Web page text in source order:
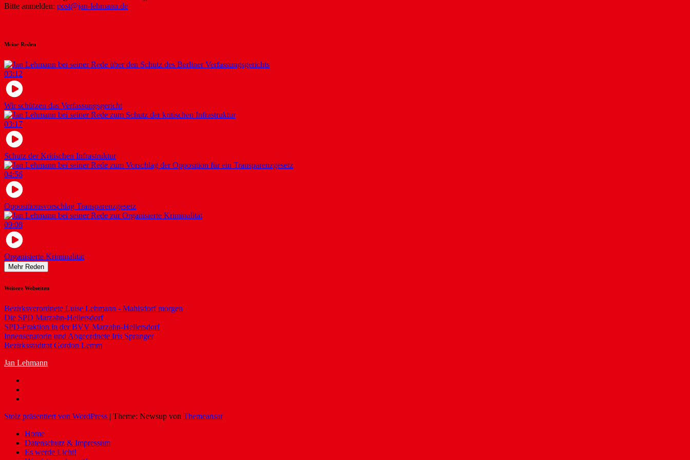
Bitte anmelden: post@jan-lehmann.de
Meine Reden
03:12
Wir schützen das Verfassungsgericht
03:17
Schutz der Kritischen Infrastruktur
04:56
Oppositionsvorschlag Transparenzgesetz
09:08
Organisierte Kriminalität
Mehr Reden
Weitere Webseiten
Bezirksverordnete Luise Lehmann - Mahlsdorf morgen
Die SPD Marzahn-Hellersdorf
SPD-Fraktion in der BVV Marzahn-Hellersdorf
Innensenatorin und Abgeordnete Iris Spranger
Bezirksstadtrat Gordon Lemm
Jan Lehmann
Stolz präsentiert von WordPress | Theme: Newsup von Themeansar
Home
Datenschutz & Impressum
Es werde Licht!